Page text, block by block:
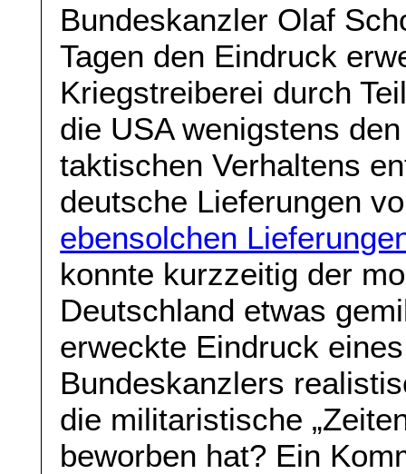
Bundeskanzler Olaf
Tagen den Eindruck
Kriegstreiberei durch
die USA wenigstens
taktischen Verhaltens
deutsche Lieferungen
ebensolchen
konnte kurzzeitig der
Deutschland etwas
erweckte Eindruck
Bundeskanzlers
die militaristische
beworben hat? Ein